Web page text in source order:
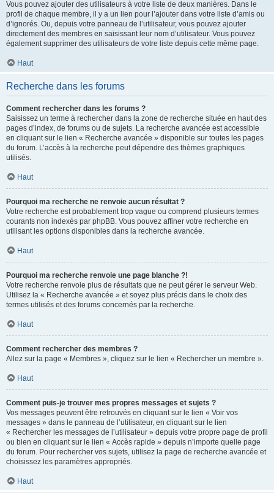
Vous pouvez ajouter des utilisateurs à votre liste de deux manières. Dans le
profil de chaque membre, il y a un lien pour l’ajouter dans votre liste d’amis ou
d’ignorés. Ou, depuis votre panneau de l’utilisateur, vous pouvez ajouter
directement des membres en saisissant leur nom d’utilisateur. Vous pouvez
également supprimer des utilisateurs de votre liste depuis cette même page.
Haut
Recherche dans les forums
Comment rechercher dans les forums ?
Saisissez un terme à rechercher dans la zone de recherche située en haut des
pages d’index, de forums ou de sujets. La recherche avancée est accessible
en cliquant sur le lien « Recherche avancée » disponible sur toutes les pages
du forum. L’accès à la recherche peut dépendre des thèmes graphiques
utilisés.
Haut
Pourquoi ma recherche ne renvoie aucun résultat ?
Votre recherche est probablement trop vague ou comprend plusieurs termes
courants non indexés par phpBB. Vous pouvez affiner votre recherche en
utilisant les options disponibles dans la recherche avancée.
Haut
Pourquoi ma recherche renvoie une page blanche ?!
Votre recherche renvoie plus de résultats que ne peut gérer le serveur Web.
Utilisez la « Recherche avancée » et soyez plus précis dans le choix des
termes utilisés et des forums concernés par la recherche.
Haut
Comment rechercher des membres ?
Allez sur la page « Membres », cliquez sur le lien « Rechercher un membre ».
Haut
Comment puis-je trouver mes propres messages et sujets ?
Vos messages peuvent être retrouvés en cliquant sur le lien « Voir vos
messages » dans le panneau de l’utilisateur, en cliquant sur le lien
« Rechercher les messages de l’utilisateur » depuis votre propre page de profil
ou bien en cliquant sur le lien « Accès rapide » depuis n’importe quelle page
du forum. Pour rechercher vos sujets, utilisez la page de recherche avancée et
choisissez les paramètres appropriés.
Haut